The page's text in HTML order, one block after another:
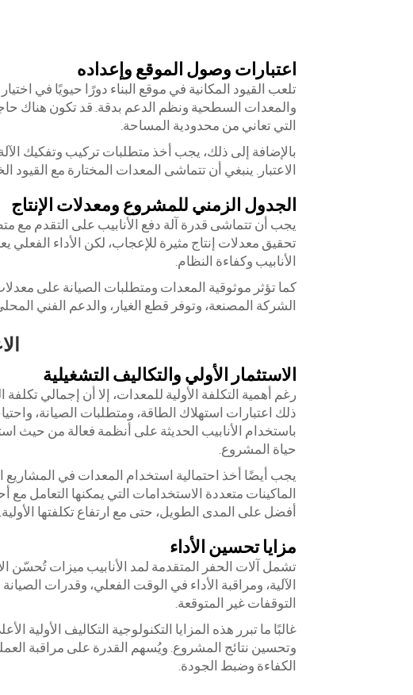
اعتبارات وصول الموقع وإعداده
تلعب القيود المكانية في موقع البناء دورًا حيويًا في
والمعدات السطحية ونظم الدعم بدقة. قد تكون هناك
التي تعاني من محدودية المساحة.
بالإضافة إلى ذلك، يجب أخذ متطلبات تركيب وتفكيك
الاعتبار. ينبغي أن تتماشى المعدات المختارة مع القيود
الجدول الزمني للمشروع ومعدلات الإنتاج
يجب أن تتماشى قدرة آلة دفع الأنابيب على التقدم مع
تحقيق معدلات إنتاج مثيرة للإعجاب، لكن الأداء
الأنابيب وكفاءة النظام.
كما تؤثر موثوقية المعدات ومتطلبات الصيانة على
الشركة المصنعة، وتوفر قطع الغيار، والدعم الفني
الاستثمار الأولي والتكاليف التشغيلية
رغم أهمية التكلفة الأولية للمعدات، إلا أن إجمالي
ذلك اعتبارات استهلاك الطاقة، ومتطلبات الصيانة،
باستخدام الأنابيب الحديثة على أنظمة فعالة من حيث
حياة المشروع.
يجب أيضًا أخذ احتمالية استخدام المعدات في المشاريع
الماكينات متعددة الاستخدامات التي يمكنها التعامل
أفضل على المدى الطويل، حتى مع ارتفاع تكلفتها الأولية.
مزايا تحسين الأداء
تشمل آلات الحفر المتقدمة لمد الأنابيب ميزات تُحسّن
الآلية، ومراقبة الأداء في الوقت الفعلي، وقدرات
التوقفات غير المتوقعة.
غالبًا ما تبرر هذه المزايا التكنولوجية التكاليف الأولية
وتحسين نتائج المشروع. ويُسهم القدرة على مراقبة
الكفاءة وضبط الجودة.